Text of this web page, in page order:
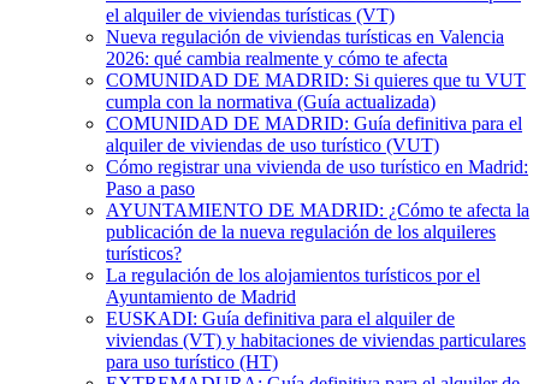
el alquiler de viviendas turísticas (VT)
Nueva regulación de viviendas turísticas en Valencia
2026: qué cambia realmente y cómo te afecta
COMUNIDAD DE MADRID: Si quieres que tu VUT
cumpla con la normativa (Guía actualizada)
COMUNIDAD DE MADRID: Guía definitiva para el
alquiler de viviendas de uso turístico (VUT)
Cómo registrar una vivienda de uso turístico en Madrid:
Paso a paso
AYUNTAMIENTO DE MADRID: ¿Cómo te afecta la
publicación de la nueva regulación de los alquileres
turísticos?
La regulación de los alojamientos turísticos por el
Ayuntamiento de Madrid
EUSKADI: Guía definitiva para el alquiler de
viviendas (VT) y habitaciones de viviendas particulares
para uso turístico (HT)